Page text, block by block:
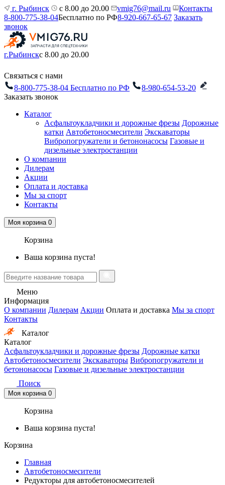
г. Рыбинск с 8.00 до 20.00 vmig76@mail.ru
Контакты
8-800-775-38-04Бесплатно по РФ8-920-667-65-67 Заказать
звонок
г.Рыбинскс 8.00 до 20.00
Связаться с нами
8-800-775-38-04 Бесплатно по РФ
8-980-654-53-20
Заказать звонок
Каталог
Асфальтоукладчики и дорожные фрезы Дорожные
катки Автобетоносмесители Экскаваторы
Вибропогружатели и бетононасосы Газовые и
дизельные электростанции
О компании
Дилерам
Акции
Оплата и доставка
Мы за спорт
Контакты
Моя корзина 0
Корзина
Ваша корзина пуста!
Меню
Информация
О компании Дилерам Акции Оплата и доставка Мы за спорт
Контакты
Каталог
Каталог
Асфальтоукладчики и дорожные фрезы Дорожные катки
Автобетоносмесители Экскаваторы Вибропогружатели и
бетононасосы Газовые и дизельные электростанции
Поиск
Моя корзина 0
Корзина
Ваша корзина пуста!
Корзина
Главная
Автобетоносмесители
Редукторы для автобетоносмесителей